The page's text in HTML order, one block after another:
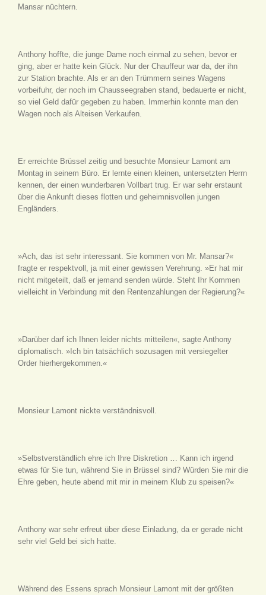
Mansar nüchtern.
Anthony hoffte, die junge Dame noch einmal zu sehen, bevor er
ging, aber er hatte kein Glück. Nur der Chauffeur war da, der ihn
zur Station brachte. Als er an den Trümmern seines Wagens
vorbeifuhr, der noch im Chausseegraben stand, bedauerte er nicht,
so viel Geld dafür gegeben zu haben. Immerhin konnte man den
Wagen noch als Alteisen Verkaufen.
Er erreichte Brüssel zeitig und besuchte Monsieur Lamont am
Montag in seinem Büro. Er lernte einen kleinen, untersetzten Herrn
kennen, der einen wunderbaren Vollbart trug. Er war sehr erstaunt
über die Ankunft dieses flotten und geheimnisvollen jungen
Engländers.
»Ach, das ist sehr interessant. Sie kommen von Mr. Mansar?«
fragte er respektvoll, ja mit einer gewissen Verehrung. »Er hat mir
nicht mitgeteilt, daß er jemand senden würde. Steht Ihr Kommen
vielleicht in Verbindung mit den Rentenzahlungen der Regierung?«
»Darüber darf ich Ihnen leider nichts mitteilen«, sagte Anthony
diplomatisch. »Ich bin tatsächlich sozusagen mit versiegelter
Order hierhergekommen.«
Monsieur Lamont nickte verständnisvoll.
»Selbstverständlich ehre ich Ihre Diskretion … Kann ich irgend
etwas für Sie tun, während Sie in Brüssel sind? Würden Sie mir die
Ehre geben, heute abend mit mir in meinem Klub zu speisen?«
Anthony war sehr erfreut über diese Einladung, da er gerade nicht
sehr viel Geld bei sich hatte.
Während des Essens sprach Monsieur Lamont mit der größten